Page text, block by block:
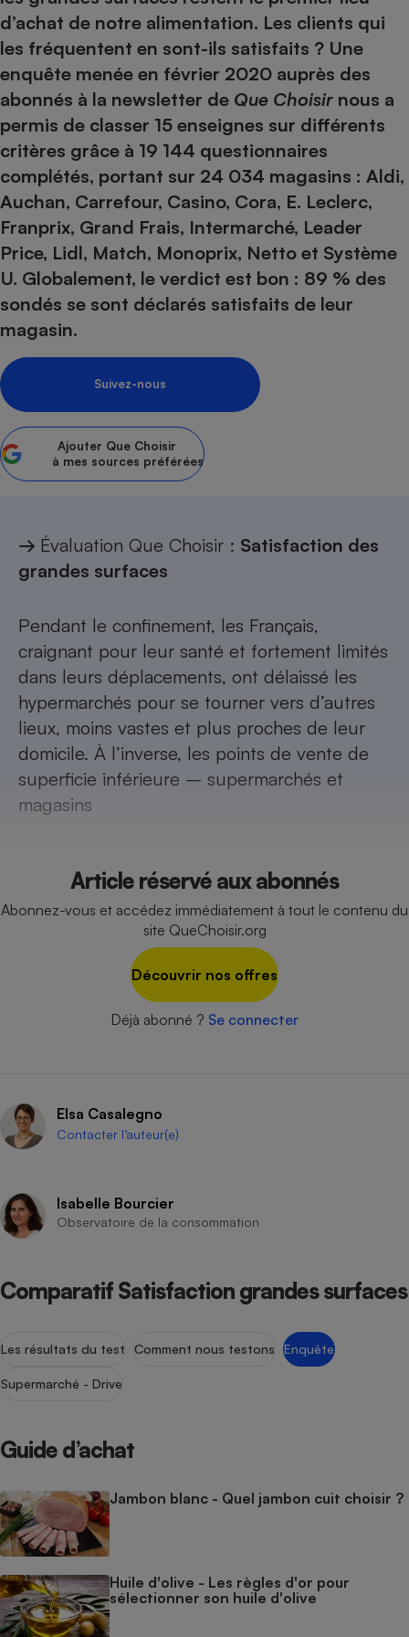
d’achat de notre alimentation. Les clients qui
les fréquentent en sont-ils satisfaits ? Une
enquête menée en février 2020 auprès des
abonnés à la newsletter de Que Choisir nous a
permis de classer 15 enseignes sur différents
critères grâce à 19 144 questionnaires
complétés, portant sur 24 034 magasins : Aldi,
Auchan, Carrefour, Casino, Cora, E. Leclerc,
Franprix, Grand Frais, Intermarché, Leader
Price, Lidl, Match, Monoprix, Netto et Système
U. Globalement, le verdict est bon : 89 % des
sondés se sont déclarés satisfaits de leur
magasin.
Suivez-nous
Ajouter Que Choisir
à mes sources préférées
→ Évaluation Que Choisir : Satisfaction des
grandes surfaces
Pendant le confinement, les Français,
craignant pour leur santé et fortement limités
dans leurs déplacements, ont délaissé les
hypermarchés pour se tourner vers d’autres
lieux, moins vastes et plus proches de leur
domicile. À l’inverse, les points de vente de
superficie inférieure – supermarchés et
magasins
Article réservé aux abonnés
Abonnez-vous et accédez immédiatement à tout le contenu du
site QueChoisir.org
Découvrir nos offres
Déjà abonné ? Se connecter
Elsa Casalegno
Contacter l’auteur(e)
Isabelle Bourcier
Observatoire de la consommation
Comparatif Satisfaction grandes surfaces
Les résultats du test Comment nous testons Enquête
Supermarché - Drive
Guide d’achat
Jambon blanc - Quel jambon cuit choisir ?
Huile d'olive - Les règles d'or pour
sélectionner son huile d'olive
Complément
alimentaire
bouteille
Assurance emprunteur
Banque
Petit électroménager -
Lave-linge
Climatiseur -
Téléviseur
Antivirus
Matelas
Radiateur électrique
Climatiseur -
Mutuelle
Antimoustique